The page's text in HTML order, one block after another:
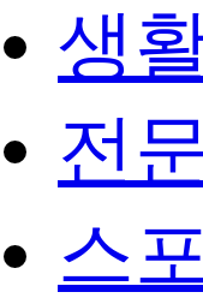
생
전
스